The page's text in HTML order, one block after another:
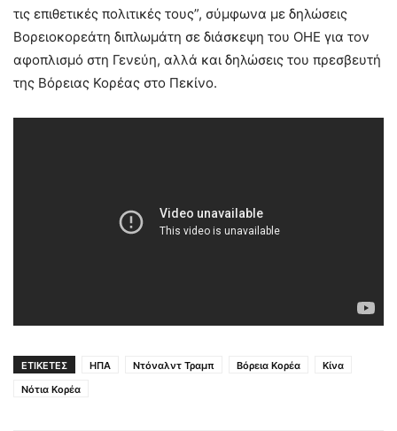
τις επιθετικές πολιτικές τους”, σύμφωνα με δηλώσεις
Βορειοκορεάτη διπλωμάτη σε διάσκεψη του ΟΗΕ για τον
αφοπλισμό στη Γενεύη, αλλά και δηλώσεις του πρεσβευτή
της Βόρειας Κορέας στο Πεκίνο.
ΕΤΙΚΕΤΕΣ ΗΠΑ Ντόναλντ Τραμπ Βόρεια Κορέα
Κίνα
Νότια Κορέα